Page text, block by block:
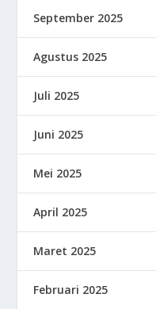
September 2025
Agustus 2025
Juli 2025
Juni 2025
Mei 2025
April 2025
Maret 2025
Februari 2025